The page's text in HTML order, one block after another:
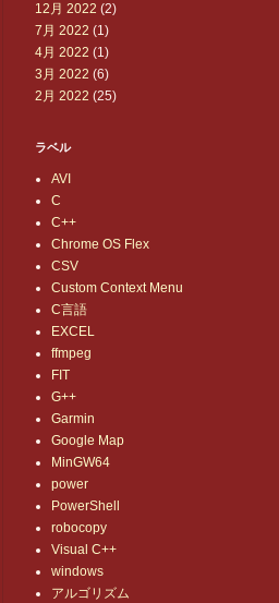
12月 2022 (2)
7月 2022 (1)
4月 2022 (1)
3月 2022 (6)
2月 2022 (25)
ラベル
AVI
C
C++
Chrome OS Flex
CSV
Custom Context Menu
C言語
EXCEL
ffmpeg
FIT
G++
Garmin
Google Map
MinGW64
power
PowerShell
robocopy
Visual C++
windows
アルゴリズム